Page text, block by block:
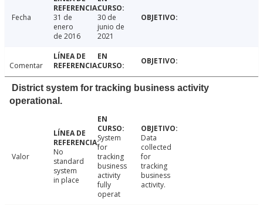
Fecha
31 de
enero
de 2016
30 de
junio de
2021
Comentar
District system for tracking business activity
operational.
Valor
No
standard
system
in place
System
for
tracking
business
activity
fully
operat
Data
collected
for
tracking
business
activity.